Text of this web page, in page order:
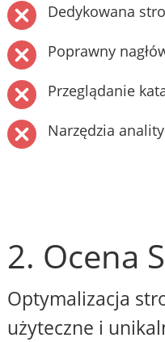
Dedykowana
Poprawny
Przeglądanie
Narzędzia
2. Ocena
Optymalizacja
użyteczne i